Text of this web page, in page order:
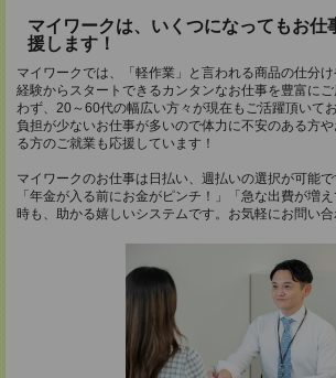
マイワークは、いくつになってもお仕
援します！
マイワークでは、「軽作業」と言われる商品の仕分
経験からスタートできるカンタンなお仕事を豊富に
わず、20～60代の幅広い方々が現在もご活躍頂いて
負担が少ないお仕事が多いので体力に不安のある方
る方のご就業も応援しています！
マイワークのお仕事は日払い、週払いの選択が可能で
「年金が入る前にお金がピンチ！」「急な出費が増
時も、助かる嬉しいシステムです。お気軽にお問い合